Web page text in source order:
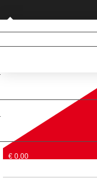
Privatkunde (nur DE)
€ 0,00